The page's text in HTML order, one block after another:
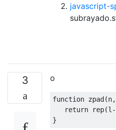
javascript-
3 o
function zpad(n,
return rep(l -
}